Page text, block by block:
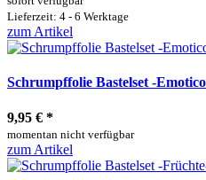
Lieferzeit: 4 - 6 Werktage
zum Artikel
Schrumpffolie Bastelset -
9,95 € *
momentan nicht verfügbar
zum Artikel